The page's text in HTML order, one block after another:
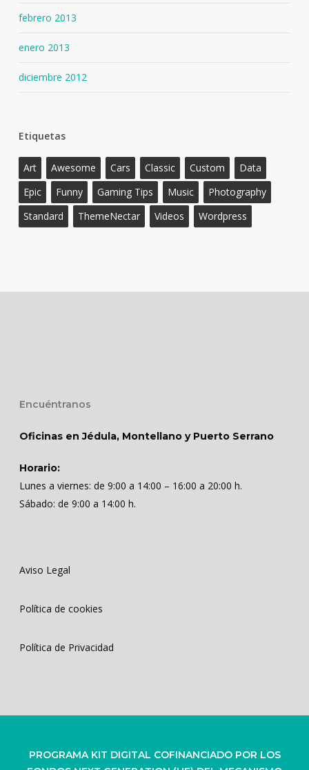
febrero 2013
enero 2013
diciembre 2012
Etiquetas
Art Awesome Cars Classic Custom
Data
Epic
Funny Gaming Tips Music
Photography
Standard
ThemeNectar Videos Wordpress
Encuéntranos
Oficinas en Jédula, Montellano y Puerto Serrano
Horario:
Lunes a viernes: de 9:00 a 14:00 – 16:00 a 20:00 h.
Sábado: de 9:00 a 14:00 h.
Aviso Legal
Política de cookies
Política de Privacidad
PROGRAMA KIT DIGITAL COFINANCIADO POR LOS